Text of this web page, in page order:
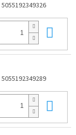
5055192349326
5055192349289